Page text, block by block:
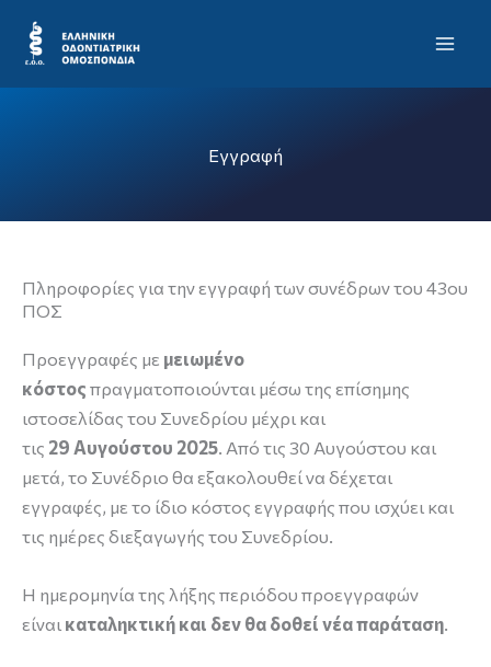
Εγγραφή
Πληροφορίες για την εγγραφή των συνέδρων του 43ου
ΠΟΣ
Προεγγραφές με μειωμένο
κόστος πραγματοποιούνται μέσω της επίσημης
ιστοσελίδας του Συνεδρίου μέχρι και
τις 29 Αυγούστου 2025. Από τις 30 Αυγούστου και
μετά, το Συνέδριο θα εξακολουθεί να δέχεται
εγγραφές, με το ίδιο κόστος εγγραφής που ισχύει και
τις ημέρες διεξαγωγής του Συνεδρίου.
Η ημερομηνία της λήξης περιόδου προεγγραφών
είναι καταληκτική και δεν θα δοθεί νέα παράταση.